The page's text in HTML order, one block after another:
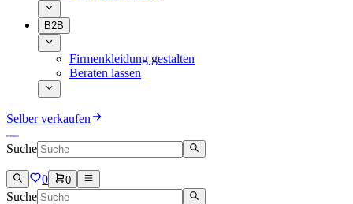
B2B
Firmenkleidung gestalten
Beraten lassen
Selber verkaufen
Suche
0 0
Suche